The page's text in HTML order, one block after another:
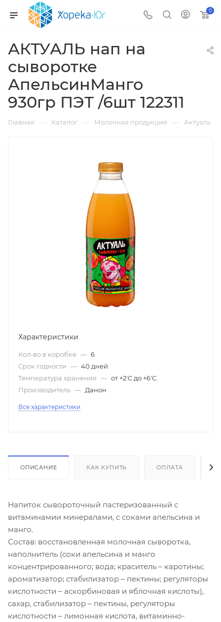
0
АКТУАЛЬ нап на
сыворотке
АпельсинМанго
930гр ПЭТ /6шт 122311
Главная — Каталог — Молочная продукция — Актуаль
Характеристики
Кол-во в коробке — 6
Срок годности — 40 дней
Температура хранения — от +2'C до +6'C.
Производитель — Данон
Все характеристики
ОПИСАНИЕ КАК КУПИТЬ ОПЛАТА
Напиток сывороточный пастеризованный с
витаминамии минералами, с соками апельсина и
манго.
Состав: восстановленная молочная сыворотка,
наполнитель (соки апельсина и манго
концентрированного; вода; краситель – каротины;
ароматизатор; стабилизатор – пектины; регуляторы
кислотности – аскорбиновая и яблочная кислоты),
сахар, стабилизатор – пектины, регуляторы
кислотности – лимонная кислота, витаминно-